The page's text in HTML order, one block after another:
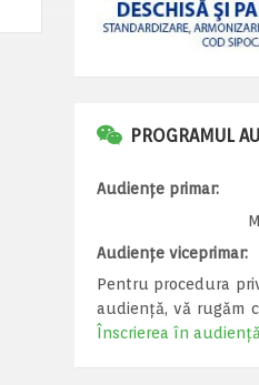
PROGRAMUL
Audiențe primar:
Audiențe viceprimar:
Pentru procedura
audiență, vă rugăm
Înscrierea în audiență